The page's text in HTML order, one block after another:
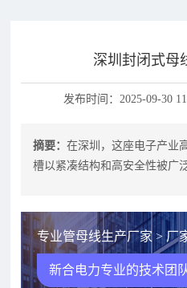
深圳封闭式母
发布时间：2025-09-30
摘要：在深圳，这座电子产业
槽以紧凑结构和高安全性被广
专业管母线生产厂家 > 厂
新合电力专业的技术团